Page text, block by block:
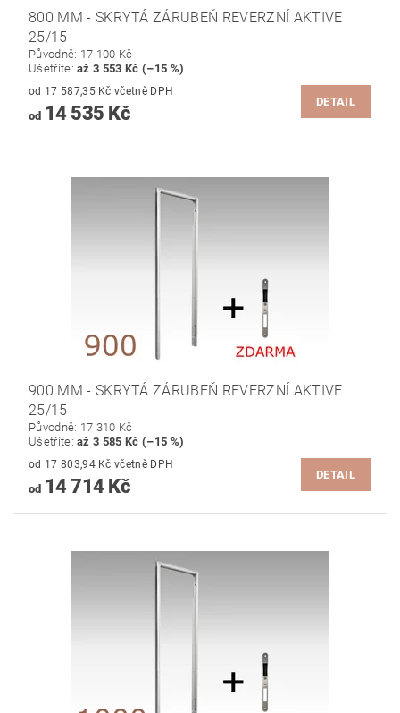
800 MM - SKRYTÁ ZÁRUBEŇ REVERZNÍ AKTIVE
25/15
Původně: 17 100 Kč
Ušetříte:až 3 553 Kč (–15 %)
od 17 587,35 Kč včetně DPH
od14 535 Kč
DETAIL
900 MM - SKRYTÁ ZÁRUBEŇ REVERZNÍ AKTIVE
25/15
Původně: 17 310 Kč
Ušetříte:až 3 585 Kč (–15 %)
od 17 803,94 Kč včetně DPH
od14 714 Kč
DETAIL